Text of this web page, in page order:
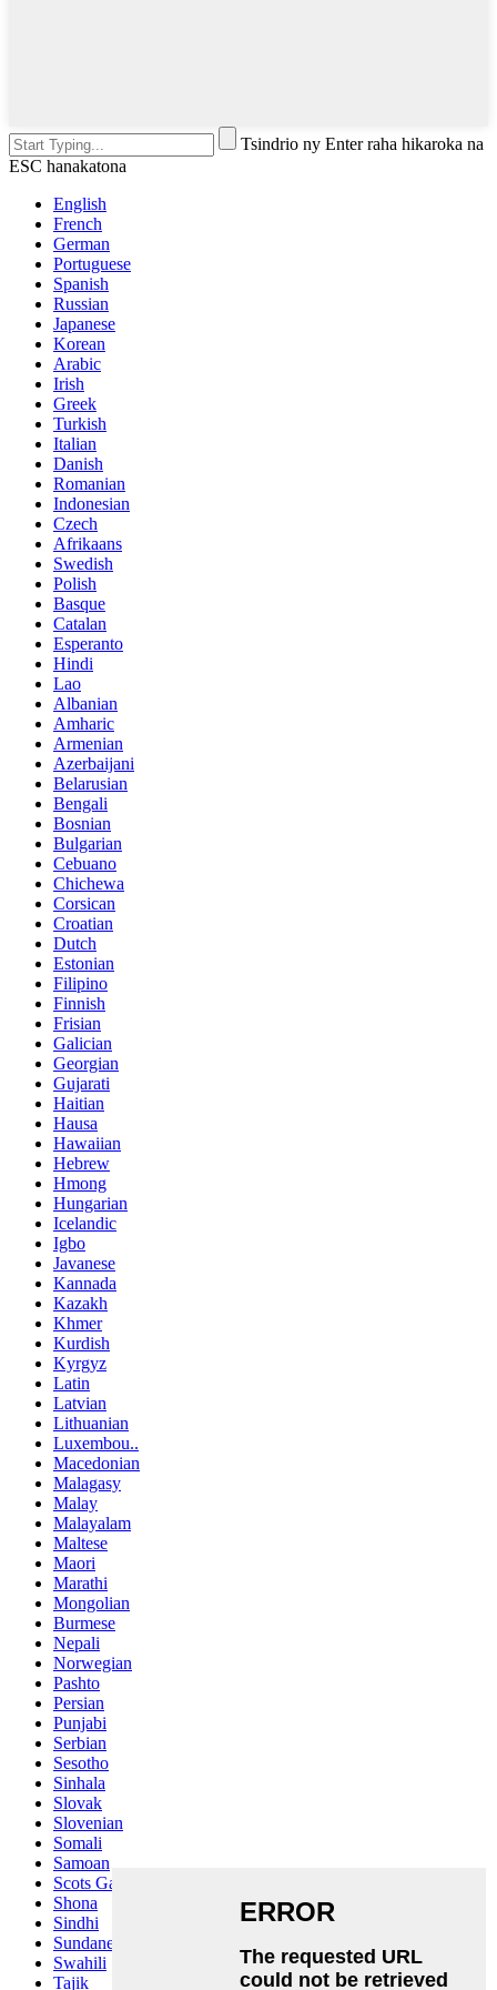
Tsindrio ny Enter raha hikaroka na
ESC hanakatona
English
French
German
Portuguese
Spanish
Russian
Japanese
Korean
Arabic
Irish
Greek
Turkish
Italian
Danish
Romanian
Indonesian
Czech
Afrikaans
Swedish
Polish
Basque
Catalan
Esperanto
Hindi
Lao
Albanian
Amharic
Armenian
Azerbaijani
Belarusian
Bengali
Bosnian
Bulgarian
Cebuano
Chichewa
Corsican
Croatian
Dutch
Estonian
Filipino
Finnish
Frisian
Galician
Georgian
Gujarati
Haitian
Hausa
Hawaiian
Hebrew
Hmong
Hungarian
Icelandic
Igbo
Javanese
Kannada
Kazakh
Khmer
Kurdish
Kyrgyz
Latin
Latvian
Lithuanian
Luxembou..
Macedonian
Malagasy
Malay
Malayalam
Maltese
Maori
Marathi
Mongolian
Burmese
Nepali
Norwegian
Pashto
Persian
Punjabi
Serbian
Sesotho
Sinhala
Slovak
Slovenian
Somali
Samoan
Scots Gaelic
Shona
Sindhi
Sundanese
Swahili
Tajik